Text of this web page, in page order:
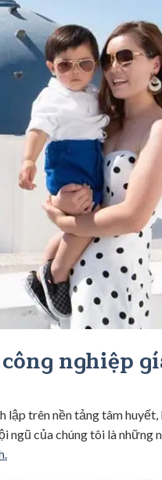
nghiệp
lập trên nền tảng tâm
ngũ của chúng tôi là những